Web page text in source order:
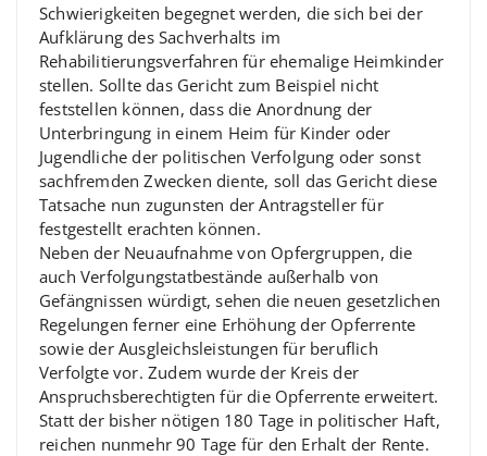
Schwierigkeiten begegnet werden, die sich bei der
Aufklärung des Sachverhalts im
Rehabilitierungsverfahren für ehemalige Heimkinder
stellen. Sollte das Gericht zum Beispiel nicht
feststellen können, dass die Anordnung der
Unterbringung in einem Heim für Kinder oder
Jugendliche der politischen Verfolgung oder sonst
sachfremden Zwecken diente, soll das Gericht diese
Tatsache nun zugunsten der Antragsteller für
festgestellt erachten können.
Neben der Neuaufnahme von Opfergruppen, die
auch Verfolgungstatbestände außerhalb von
Gefängnissen würdigt, sehen die neuen gesetzlichen
Regelungen ferner eine Erhöhung der Opferrente
sowie der Ausgleichsleistungen für beruflich
Verfolgte vor. Zudem wurde der Kreis der
Anspruchsberechtigten für die Opferrente erweitert.
Statt der bisher nötigen 180 Tage in politischer Haft,
reichen nunmehr 90 Tage für den Erhalt der Rente.